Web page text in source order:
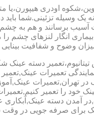
اودری هیپورن،یا
وسیله تزئینی.شما باید
برسانند و هم به
بیماری انگار لنزهای
وضوح و شفافیت بینایی
تیتانیوم،تعمیر دسته
تعمیرات
در تهران,تعمیرات
را تعمیر
آمدن دسته
برای صرفه جویی در